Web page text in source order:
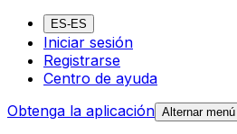
ES-ES
Iniciar sesión
Registrarse
Centro de ayuda
Obtenga la aplicación Alternar menú